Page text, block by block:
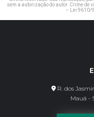
sem a autorização do autor. Crime de
– Lei 9610/
R. dos
Mauá -